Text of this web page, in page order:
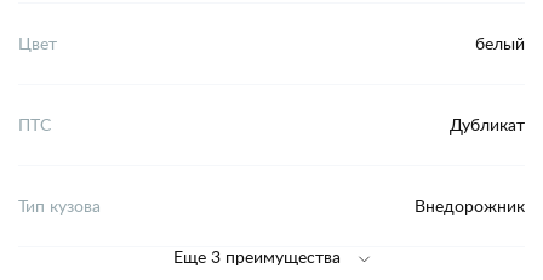
Цвет белый
ПТС Дубликат
Тип кузова Внедорожник
Еще 3 преимущества